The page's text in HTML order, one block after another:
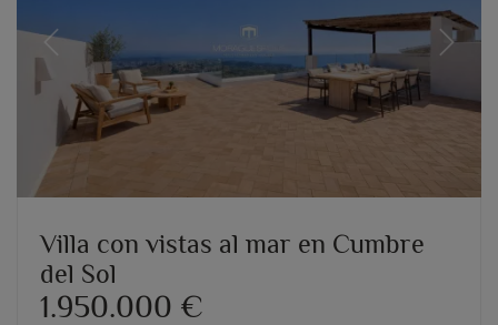
Previous Next
Villa con vistas al mar en Cumbre
del Sol
1.950.000 €